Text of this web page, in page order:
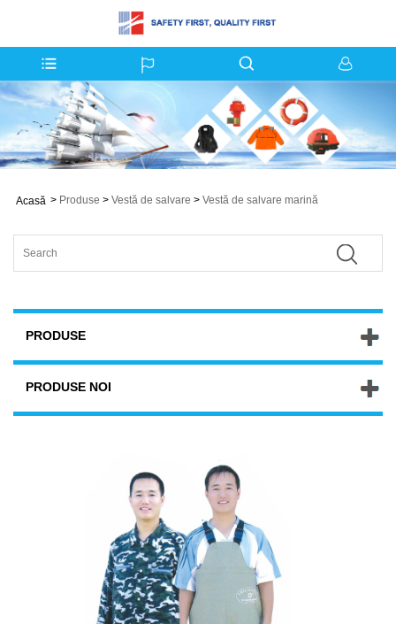
Acasă > Produse > Vestă de salvare > Vestă de salvare marină
PRODUSE
PRODUSE NOI